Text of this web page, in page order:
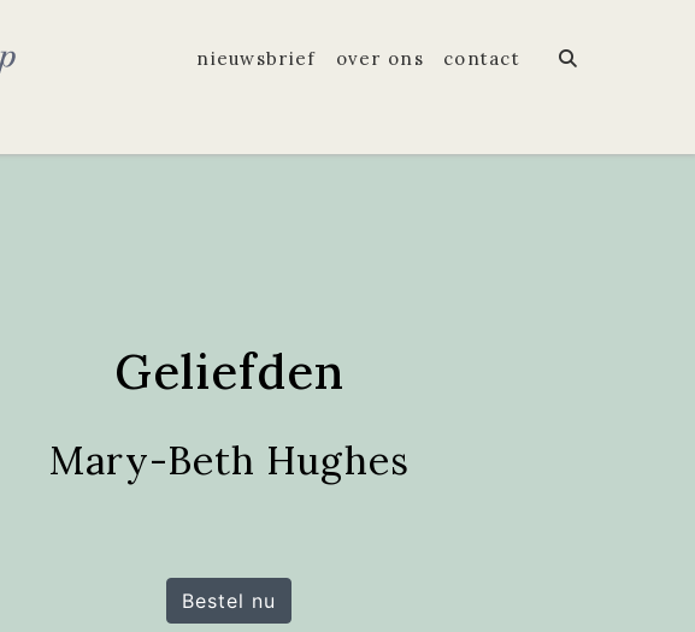
nieuwsbrief over ons contact
Geliefden
Mary-Beth Hughes
Bestel nu